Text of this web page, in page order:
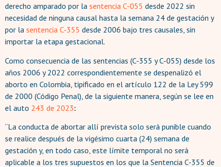
derecho amparado por la sentencia C-055 desde 2022 sin
necesidad de ninguna causal hasta la semana 24 de gestación y
por la sentencia C-355 desde 2006 bajo tres causales, sin
importar la etapa gestacional.
Como consecuencia de las sentencias (C-355 y C-055) desde los
años 2006 y 2022 correspondientemente se despenalizó el
aborto en Colombia, tipificado en el artículo 122 de la Ley 599
de 2000 (Código Penal), de la siguiente manera, según se lee en
el auto 243 de 2023:
“La conducta de abortar allí prevista solo será punible cuando
se realice después de la vigésimo cuarta (24) semana de
gestación y, en todo caso, este límite temporal no será
aplicable a los tres supuestos en los que la Sentencia C-355 de